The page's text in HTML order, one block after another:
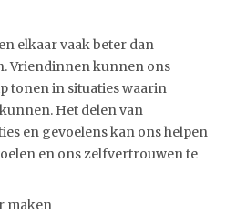
elkaar vaak beter dan
Vriendinnen kunnen ons
tonen in situaties waarin
Het delen van
en gevoelens kan ons helpen
en ons zelfvertrouwen te
maken